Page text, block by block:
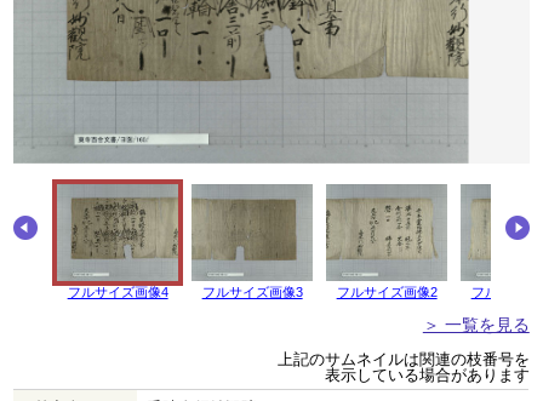
フルサイズ画像4 フルサイズ画像3 フルサイズ画像2 フルサイズ
＞ 一覧を見る
上記のサムネイルは関連の枝番号を
表示している場合があります